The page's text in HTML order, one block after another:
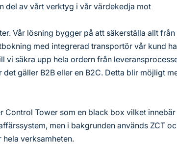
del av vårt verktyg i vår värdekedja mot
Vår lösning bygger på att säkerställa allt från
med integrerad transportör vår kund
vi säkra upp hela ordern från
gäller B2B eller en B2C. Detta blir möjligt
Control Tower som en black box vilket
men i bakgrunden används ZCT
verksamheten.